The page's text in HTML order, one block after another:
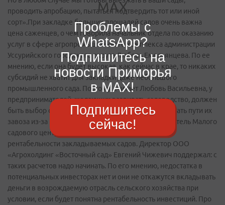
Проблемы с
WhatsApp?
Подпишитесь на
новости Приморья
в MAX!
Подпишитесь
сейчас!